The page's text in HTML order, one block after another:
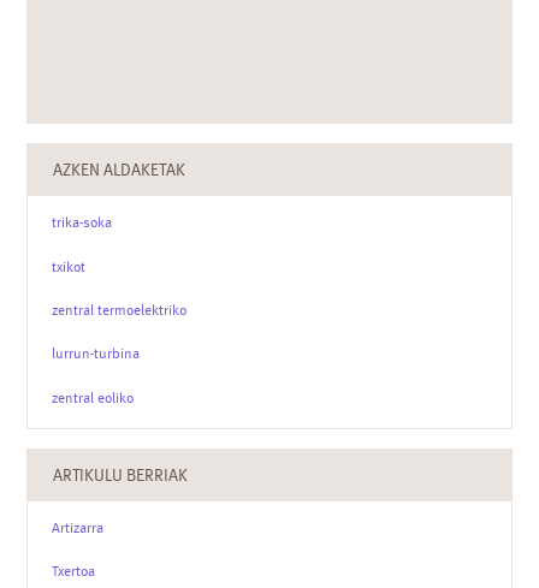
AZKEN ALDAKETAK
trika-soka
txikot
zentral termoelektriko
lurrun-turbina
zentral eoliko
ARTIKULU BERRIAK
Artizarra
Txertoa